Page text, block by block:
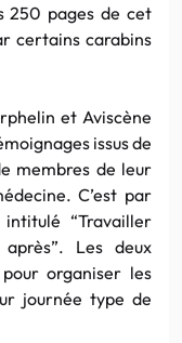
250 pages de cet
certains carabins
et Aviscène
issus de
membres de leur
C’est par
“Travailler
Les deux
organiser les
journée type de